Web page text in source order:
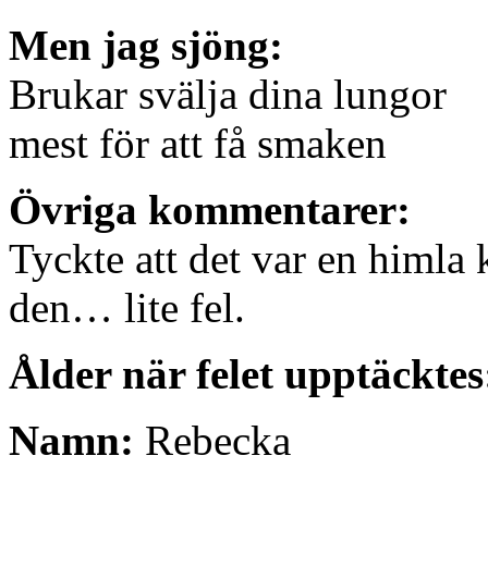
Men jag sjöng:
Brukar svälja dina lungor
mest för att få smaken
Övriga kommentarer:
Tyckte att det var en
den… lite fel.
Ålder när felet
Namn: Rebecka